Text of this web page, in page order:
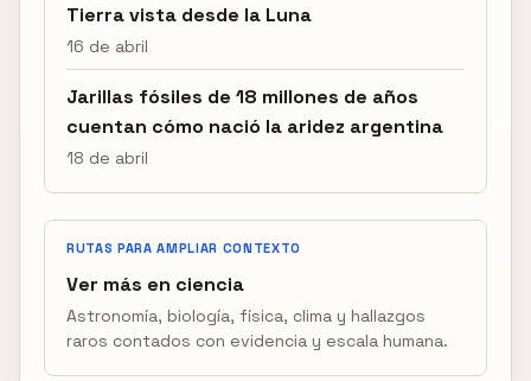
Tierra vista desde la Luna
16 de abril
Jarillas fósiles de 18 millones de años
cuentan cómo nació la aridez argentina
18 de abril
RUTAS PARA AMPLIAR CONTEXTO
Ver más en ciencia
Astronomía, biología, física, clima y hallazgos
raros contados con evidencia y escala humana.